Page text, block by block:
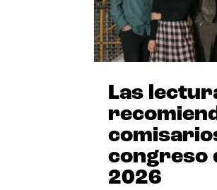
Las
congreso
2026